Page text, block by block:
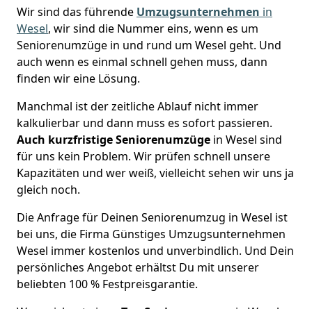
Wir sind das führende Umzugsunternehmen in
Wesel, wir sind die Nummer eins, wenn es um
Seniorenumzüge in und rund um Wesel geht. Und
auch wenn es einmal schnell gehen muss, dann
finden wir eine Lösung.
Manchmal ist der zeitliche Ablauf nicht immer
kalkulierbar und dann muss es sofort passieren.
Auch kurzfristige Seniorenumzüge in Wesel sind
für uns kein Problem. Wir prüfen schnell unsere
Kapazitäten und wer weiß, vielleicht sehen wir uns ja
gleich noch.
Die Anfrage für Deinen Seniorenumzug in Wesel ist
bei uns, die Firma Günstiges Umzugsunternehmen
Wesel immer kostenlos und unverbindlich. Und Dein
persönliches Angebot erhältst Du mit unserer
beliebten 100 % Festpreisgarantie.